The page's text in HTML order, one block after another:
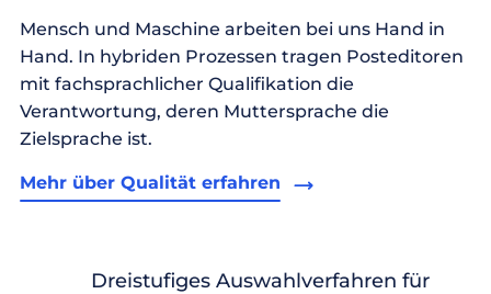
Mensch und Maschine arbeiten bei uns Hand in
Hand. In hybriden Prozessen tragen Posteditoren
mit fachsprachlicher Qualifikation die
Verantwortung, deren Muttersprache die
Zielsprache ist.
Mehr über Qualität erfahren
Dreistufiges Auswahlverfahren für